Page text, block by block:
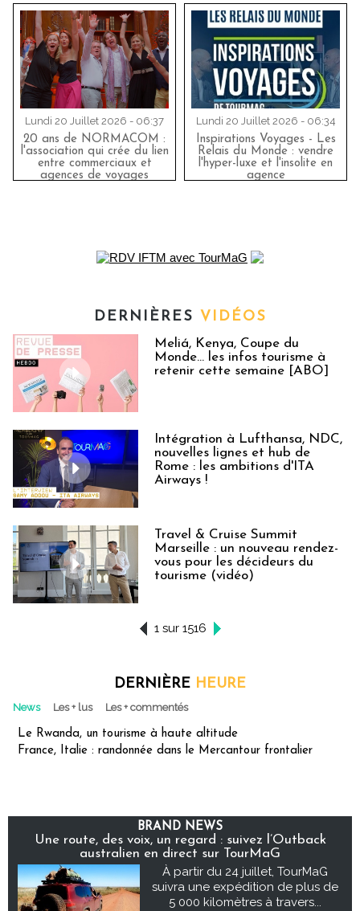
Lundi 20 Juillet 2026 - 06:37
20 ans de NORMACOM :
l'association qui crée du lien
entre commerciaux et
agences de voyages
Lundi 20 Juillet 2026 - 06:34
Inspirations Voyages - Les
Relais du Monde : vendre
l'hyper-luxe et l'insolite en
agence
DERNIÈRES VIDÉOS
Meliá, Kenya, Coupe du
Monde… les infos tourisme à
retenir cette semaine [ABO]
Intégration à Lufthansa, NDC,
nouvelles lignes et hub de
Rome : les ambitions d'ITA
Airways !
Travel & Cruise Summit
Marseille : un nouveau rendez-
vous pour les décideurs du
tourisme (vidéo)
1 sur 1516
DERNIÈRE HEURE
News Les + lus Les + commentés
Le Rwanda, un tourisme à haute altitude
France, Italie : randonnée dans le Mercantour frontalier
BRAND NEWS
Une route, des voix, un regard : suivez l’Outback
australien en direct sur TourMaG
À partir du 24 juillet, TourMaG
suivra une expédition de plus de
5 000 kilomètres à travers...